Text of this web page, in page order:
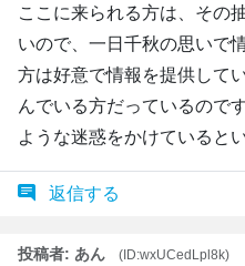
ここに来られる方は、その
いので、一日千秋の思いで
方は好意で情報を提供して
んでいる方だっているので
ような迷惑をかけていると
返信する
投稿者: あん
(ID:wxUCedLpl8k)